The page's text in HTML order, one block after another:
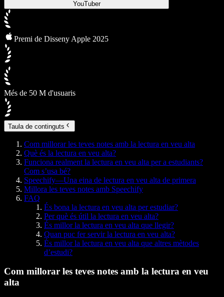
YouTuber
Premi de Disseny Apple 2025
Més de 50 M d'usuaris
Taula de continguts
Com millorar les teves notes amb la lectura en veu alta
Què és la lectura en veu alta?
Funciona realment la lectura en veu alta per a estudiants?
Com s’usa bé?
Speechify—Una eina de lectura en veu alta de primera
Millora les teves notes amb Speechify
FAQ
És bona la lectura en veu alta per estudiar?
Per què és útil la lectura en veu alta?
És millor la lectura en veu alta que llegir?
Quan puc fer servir la lectura en veu alta?
És millor la lectura en veu alta que altres mètodes
d’estudi?
Com millorar les teves notes amb la lectura en veu
alta